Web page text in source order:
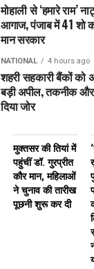
मोहाली से ‘हमारे राम’
आगाज, पंजाब में 41 शो
मान सरकार
NATIONAL 4 hours ago
शहरी सहकारी बैंकों को
बड़ी अपील, तकनीक और
दिया जोर
मुक्तसर की तियां में
पहुंचीं डॉ. गुरप्रीत
कौर मान, महिलाओं
ने चुनाव की तारीख
पूछनी शुरू कर दी